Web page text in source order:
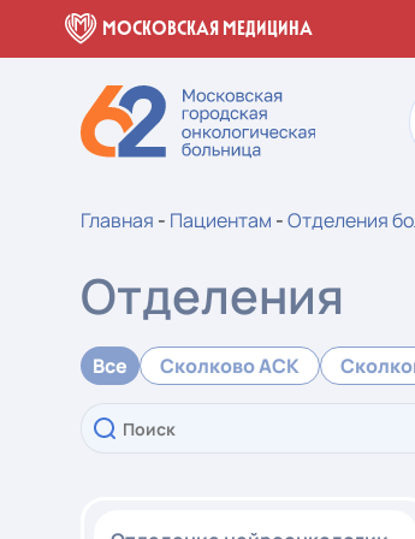
МОСКОВСКАЯ МЕДИЦИНА
Главная - Пациентам -Отделения
Отделения
Все Сколково АСК